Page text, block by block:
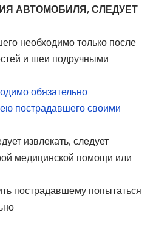
АВТОМОБИЛЯ, СЛЕДУЕТ
необходимо только после
и шеи подручными
обязательно
пострадавшего своими
извлекать, следует
медицинской помощи или
пострадавшему попытаться